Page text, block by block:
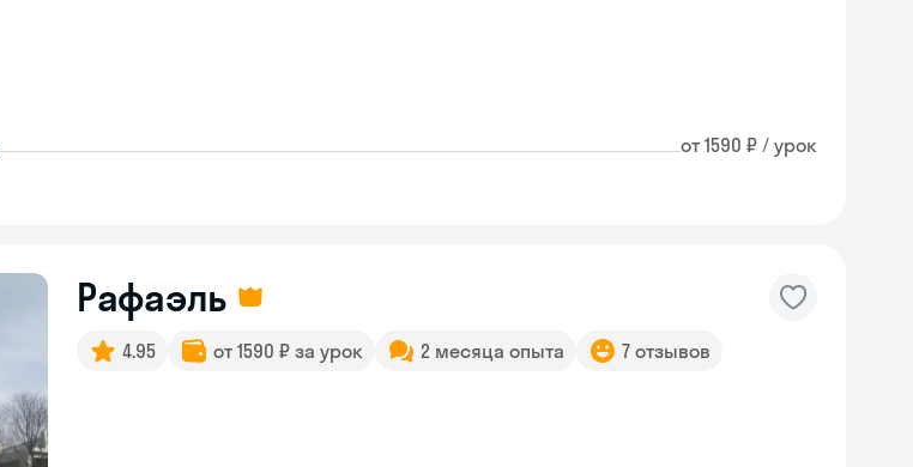
от 1590 ₽ / урок
Рафаэль
4.95 от 1590 ₽ за урок 2 месяца опыта 7 отзывов